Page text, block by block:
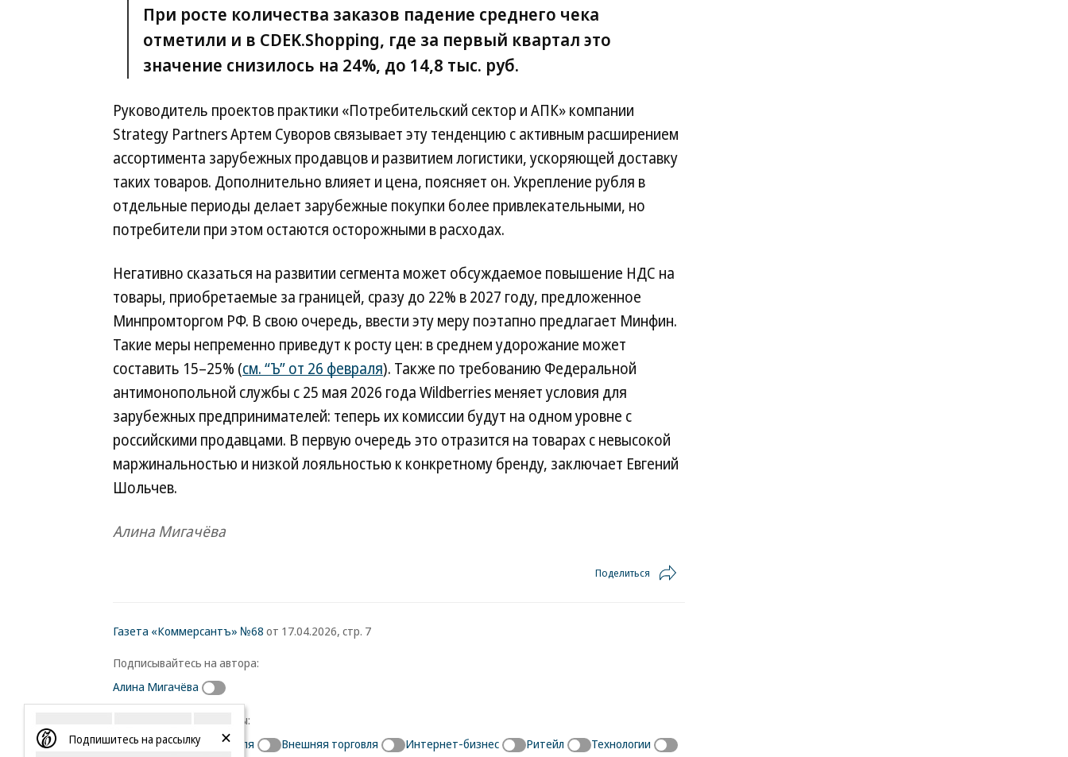
При росте количества заказов падение среднего чека
отметили и в CDEK.Shopping, где за первый квартал это
значение снизилось на 24%, до 14,8 тыс. руб.
Руководитель проектов практики «Потребительский сектор и АПК» компании
Strategy Partners Артем Суворов связывает эту тенденцию с активным расширением
ассортимента зарубежных продавцов и развитием логистики, ускоряющей доставку
таких товаров. Дополнительно влияет и цена, поясняет он. Укрепление рубля в
отдельные периоды делает зарубежные покупки более привлекательными, но
потребители при этом остаются осторожными в расходах.
Негативно сказаться на развитии сегмента может обсуждаемое повышение НДС на
товары, приобретаемые за границей, сразу до 22% в 2027 году, предложенное
Минпромторгом РФ. В свою очередь, ввести эту меру поэтапно предлагает Минфин.
Такие меры непременно приведут к росту цен: в среднем удорожание может
составить 15–25% (см. “Ъ” от 26 февраля). Также по требованию Федеральной
антимонопольной службы с 25 мая 2026 года Wildberries меняет условия для
зарубежных предпринимателей: теперь их комиссии будут на одном уровне с
российскими продавцами. В первую очередь это отразится на товарах с невысокой
маржинальностью и низкой лояльностью к конкретному бренду, заключает Евгений
Шольчев.
Алина Мигачёва
Поделиться
Газета «Коммерсантъ» №68 от 17.04.2026, стр. 7
Подписывайтесь на автора:
Алина Мигачёва
Подписывайтесь на темы:
НДС
Онлайн-торговля Внешняя торговля Интернет-бизнес Ритейл
Технологии
Подпишитесь на рассылку